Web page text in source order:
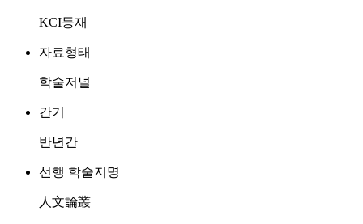
KCI등재
자료형태
학술저널
간기
반년간
선행 학술지명
人文論叢